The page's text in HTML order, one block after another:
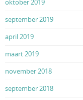
oktober 2019
september 2019
april 2019
maart 2019
november 2018
september 2018